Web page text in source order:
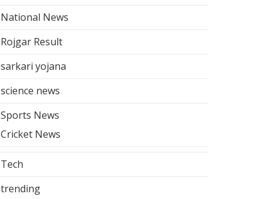
National News
Rojgar Result
sarkari yojana
science news
Sports News
Cricket News
Tech
trending